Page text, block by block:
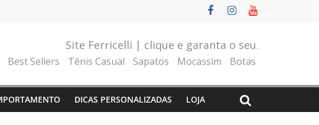
Site Ferricelli | clique e garanta o seu.
Best Sellers Tênis Casual Sapatos Mocassim Botas
DICAS PERSONALIZADAS LOJA